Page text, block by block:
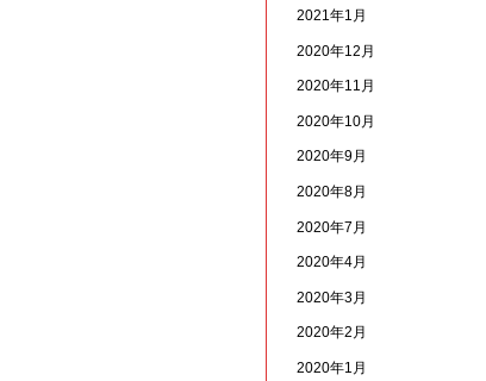
2021年1月
2020年12月
2020年11月
2020年10月
2020年9月
2020年8月
2020年7月
2020年4月
2020年3月
2020年2月
2020年1月